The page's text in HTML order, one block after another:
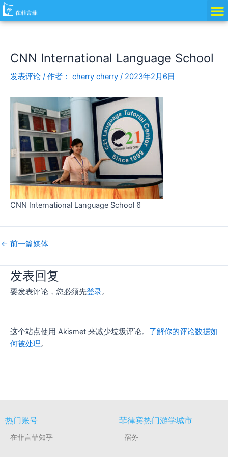
跳
至
CNN International Language School
发表评论 / 作者： cherry cherry / 2023年2月6日
CNN International Language School 6
Post
navigation
← 前一篇媒体
发表回复
要发表评论，您必须先登录。
这个站点使用 Akismet 来减少垃圾评论。 了解你的评论数据如
何被处理。
热门账号
在菲言菲知乎
菲律宾热门游学城市
宿务